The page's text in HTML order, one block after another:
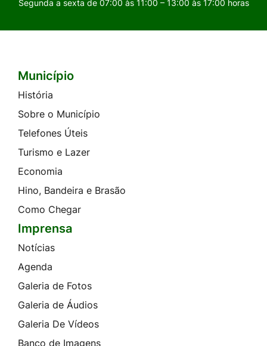
Segunda a sexta de 07:00 às 11:00 – 13:00 às 17:00 horas
Seção do Rodapé e Contato
Município
História
Sobre o Município
Telefones Úteis
Turismo e Lazer
Economia
Hino, Bandeira e Brasão
Como Chegar
Imprensa
Notícias
Agenda
Galeria de Fotos
Galeria de Áudios
Galeria De Vídeos
Banco de Imagens